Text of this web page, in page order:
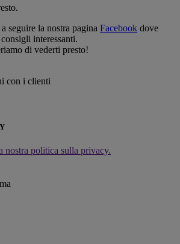
seguire la nostra pagina Facebook dove
interessanti.
di vederti presto!
con i clienti
nostra politica sulla privacy.